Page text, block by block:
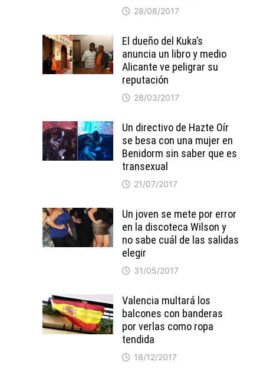
28/08/2017
El dueño del Kuka’s
anuncia un libro y medio
Alicante ve peligrar su
reputación
28/03/2017
Un directivo de Hazte Oír
se besa con una mujer en
Benidorm sin saber que es
transexual
21/07/2017
Un joven se mete por error
en la discoteca Wilson y
no sabe cuál de las salidas
elegir
31/05/2017
Valencia multará los
balcones con banderas
por verlas como ropa
tendida
18/12/2017